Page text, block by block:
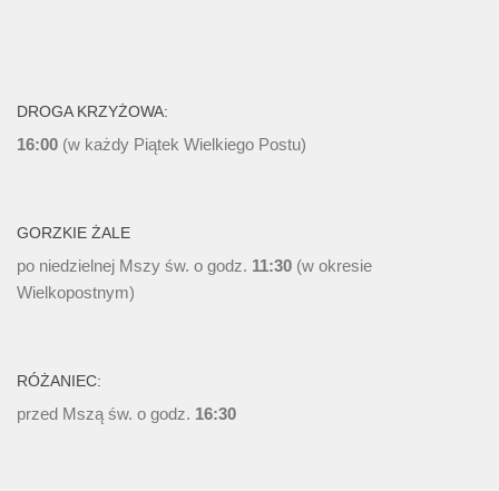
DROGA KRZYŻOWA:
16:00 (w każdy Piątek Wielkiego Postu)
GORZKIE ŻALE
po niedzielnej Mszy św. o godz. 11:30 (w okresie
Wielkopostnym)
RÓŻANIEC:
przed Mszą św. o godz. 16:30